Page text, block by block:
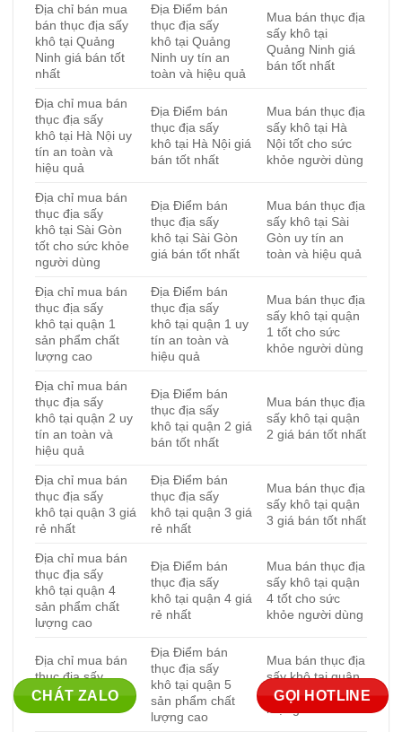
Địa chỉ bán mua
bán thục địa sấy
khô tại Quảng
Ninh giá bán tốt
nhất
Địa Điểm bán
thục địa sấy
khô tại Quảng
Ninh uy tín an
toàn và hiệu quả
Mua bán thục địa
sấy khô tại
Quảng Ninh giá
bán tốt nhất
Địa chỉ mua bán
thục địa sấy
khô tại Hà Nội uy
tín an toàn và
hiệu quả
Địa Điểm bán
thục địa sấy
khô tại Hà Nội giá
bán tốt nhất
Mua bán thục địa
sấy khô tại Hà
Nội tốt cho sức
khỏe người dùng
Địa chỉ mua bán
thục địa sấy
khô tại Sài Gòn
tốt cho sức khỏe
người dùng
Địa Điểm bán
thục địa sấy
khô tại Sài Gòn
giá bán tốt nhất
Mua bán thục địa
sấy khô tại Sài
Gòn uy tín an
toàn và hiệu quả
Địa chỉ mua bán
thục địa sấy
khô tại quận 1
sản phẩm chất
lượng cao
Địa Điểm bán
thục địa sấy
khô tại quận 1 uy
tín an toàn và
hiệu quả
Mua bán thục địa
sấy khô tại quận
1 tốt cho sức
khỏe người dùng
Địa chỉ mua bán
thục địa sấy
khô tại quận 2 uy
tín an toàn và
hiệu quả
Địa Điểm bán
thục địa sấy
khô tại quận 2 giá
bán tốt nhất
Mua bán thục địa
sấy khô tại quận
2 giá bán tốt nhất
Địa chỉ mua bán
thục địa sấy
khô tại quận 3 giá
rẻ nhất
Địa Điểm bán
thục địa sấy
khô tại quận 3 giá
rẻ nhất
Mua bán thục địa
sấy khô tại quận
3 giá bán tốt nhất
Địa chỉ mua bán
thục địa sấy
khô tại quận 4
sản phẩm chất
lượng cao
Địa Điểm bán
thục địa sấy
khô tại quận 4 giá
rẻ nhất
Mua bán thục địa
sấy khô tại quận
4 tốt cho sức
khỏe người dùng
Địa chỉ mua bán
thục địa sấy
khô tại quận 5 giá
Địa Điểm bán
thục địa sấy
khô tại quận 5
sản phẩm chất
lượng cao
Mua bán thục địa
sấy khô tại quận
5 sản phẩm chất
lượng cao
CHÁT ZALO GỌI HOTLINE